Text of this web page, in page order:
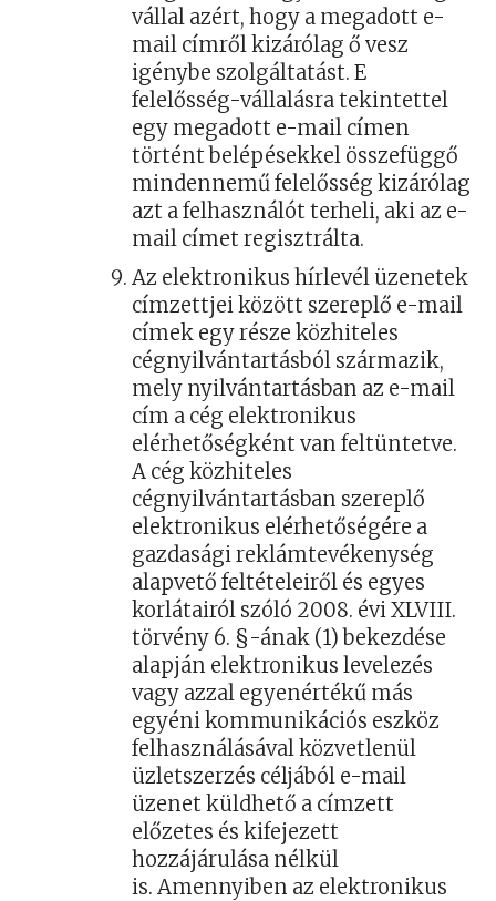
vállal azért, hogy a megadott e-
mail címről kizárólag ő vesz
igénybe szolgáltatást. E
felelősség-vállalásra tekintettel
egy megadott e-mail címen
történt belépésekkel összefüggő
mindennemű felelősség kizárólag
azt a felhasználót terheli, aki az e-
mail címet regisztrálta.
Az elektronikus hírlevél üzenetek
címzettjei között szereplő e-mail
címek egy része közhiteles
cégnyilvántartásból származik,
mely nyilvántartásban az e-mail
cím a cég elektronikus
elérhetőségként van feltüntetve.
A cég közhiteles
cégnyilvántartásban szereplő
elektronikus elérhetőségére a
gazdasági reklámtevékenység
alapvető feltételeiről és egyes
korlátairól szóló 2008. évi XLVIII.
törvény 6. §-ának (1) bekezdése
alapján elektronikus levelezés
vagy azzal egyenértékű más
egyéni kommunikációs eszköz
felhasználásával közvetlenül
üzletszerzés céljából e-mail
üzenet küldhető a címzett
előzetes és kifejezett
hozzájárulása nélkül
is. Amennyiben az elektronikus